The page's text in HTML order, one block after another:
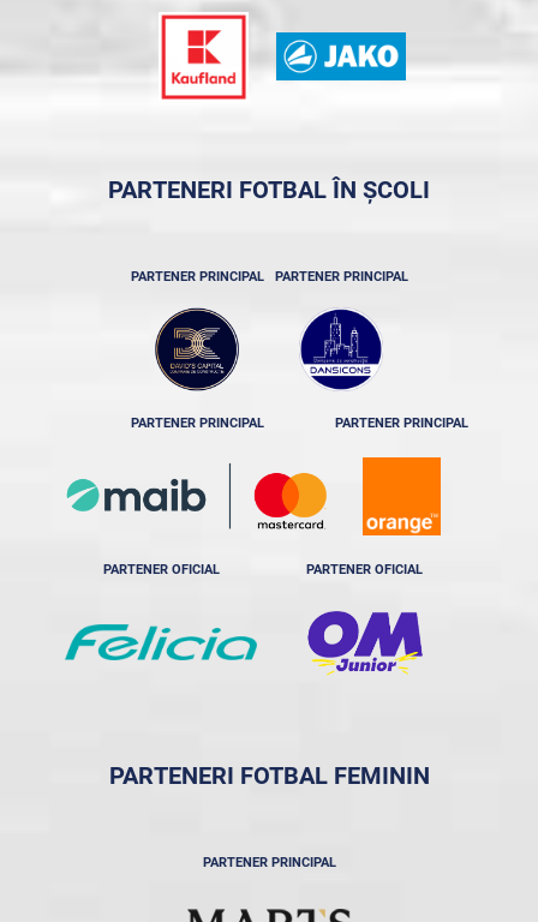
PARTENERI FOTBAL ÎN ȘCOLI
PARTENER PRINCIPAL PARTENER PRINCIPAL
PARTENER PRINCIPAL PARTENER PRINCIPAL
PARTENER OFICIAL PARTENER OFICIAL
PARTENERI FOTBAL FEMININ
PARTENER PRINCIPAL